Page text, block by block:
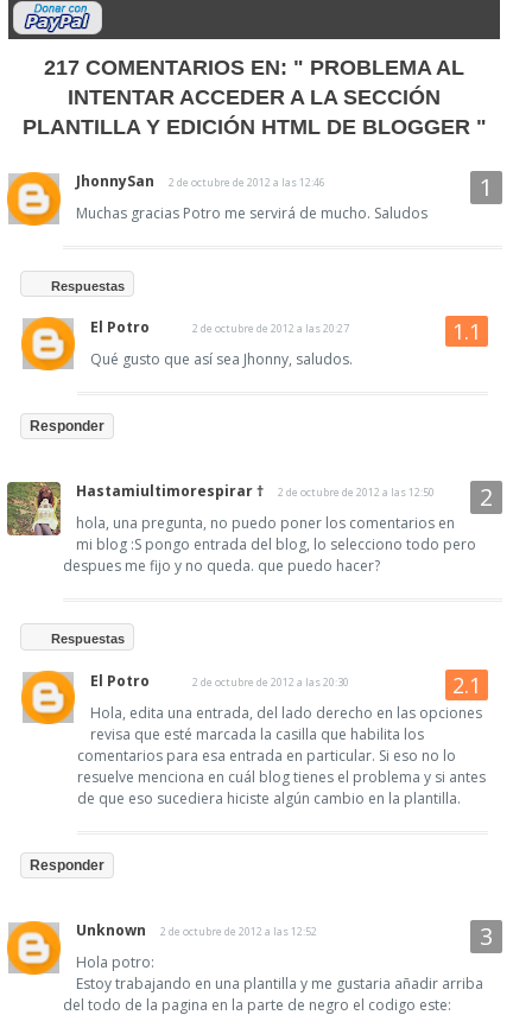
217 COMENTARIOS EN: " PROBLEMA AL
INTENTAR ACCEDER A LA SECCIÓN
PLANTILLA Y EDICIÓN HTML DE BLOGGER "
JhonnySan 2 de octubre de 2012 a las 12:46
Muchas gracias Potro me servirá de mucho. Saludos
Respuestas
El Potro 2 de octubre de 2012 a las 20:27
Qué gusto que así sea Jhonny, saludos.
Responder
Hastamiultimorespirar † 2 de octubre de 2012 a las 12:50
hola, una pregunta, no puedo poner los comentarios en
mi blog :S pongo entrada del blog, lo selecciono todo pero
despues me fijo y no queda. que puedo hacer?
Respuestas
El Potro 2 de octubre de 2012 a las 20:30
Hola, edita una entrada, del lado derecho en las opciones
revisa que esté marcada la casilla que habilita los
comentarios para esa entrada en particular. Si eso no lo
resuelve menciona en cuál blog tienes el problema y si antes
de que eso sucediera hiciste algún cambio en la plantilla.
Responder
Unknown 2 de octubre de 2012 a las 12:52
Hola potro:
Estoy trabajando en una plantilla y me gustaria añadir arriba
del todo de la pagina en la parte de negro el codigo este: